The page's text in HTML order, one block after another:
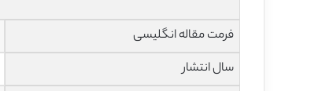
فرمت مقاله انگلیسی
سال انتشار